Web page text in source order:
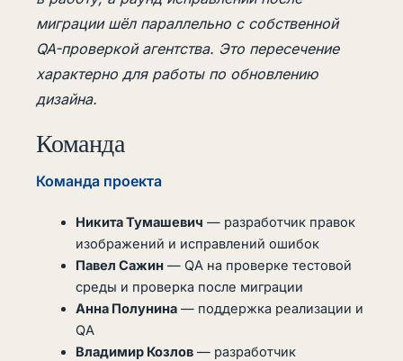
миграции шёл параллельно с собственной
QA-проверкой агентства. Это пересечение
характерно для работы по обновлению
дизайна.
Команда
Команда проекта
Никита Тумашевич — разработчик правок
изображений и исправлений ошибок
Павел Сажин— QA на проверке тестовой
среды и проверка после миграции
Анна Полунина— поддержка реализации и
QA
Владимир Козлов— разработчик